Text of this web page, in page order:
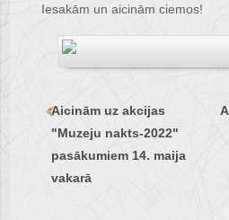
Iesakām un aicinām ciemos!
Aicinām uz akcijas
"Muzeju nakts-2022"
pasākumiem 14. maija
vakarā